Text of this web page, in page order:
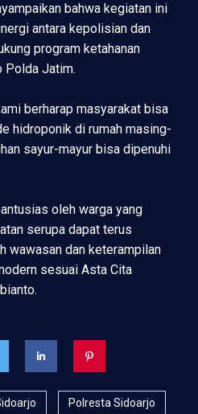
bahwa kegiatan ini
antara kepolisian dan
program ketahanan
Polda Jatim.
berharap masyarakat bisa
hidroponik di rumah masing-
sayur-mayur bisa dipenuhi
oleh warga yang
serupa dapat terus
wawasan dan keterampilan
sesuai Asta Cita
Polresta Sidoarjo